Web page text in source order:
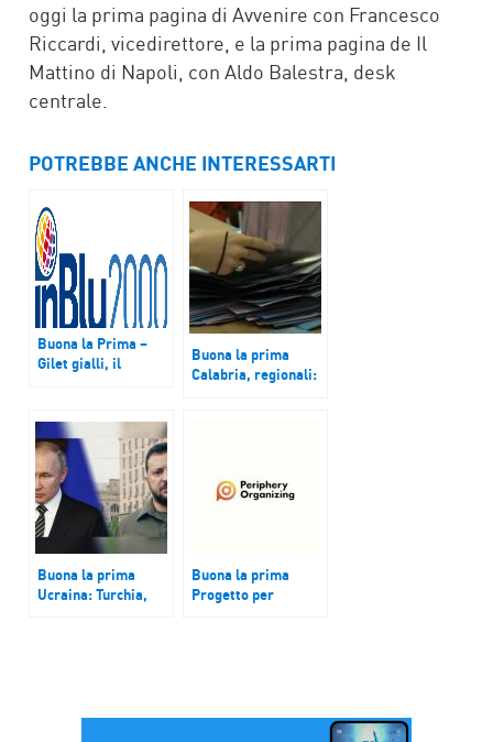
oggi la prima pagina di Avvenire con Francesco
Riccardi, vicedirettore, e la prima pagina de Il
Mattino di Napoli, con Aldo Balestra, desk
centrale.
POTREBBE ANCHE INTERESSARTI
Buona la Prima –
Gilet gialli, il
miliardi per le
misure di Macron.
Buona la prima
Calabria, regionali:
Buona la prima
Ucraina: Turchia,
Buona la prima
Progetto per